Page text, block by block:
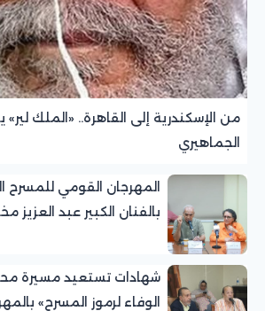
من الإسكندرية إلى القاهرة.. «الملك لير»
الجماهيري
المهرجان القومي
بالفنان الكبير عبد
شهادات تستعيد مسيرة
الوفاء لرموز المسرح»